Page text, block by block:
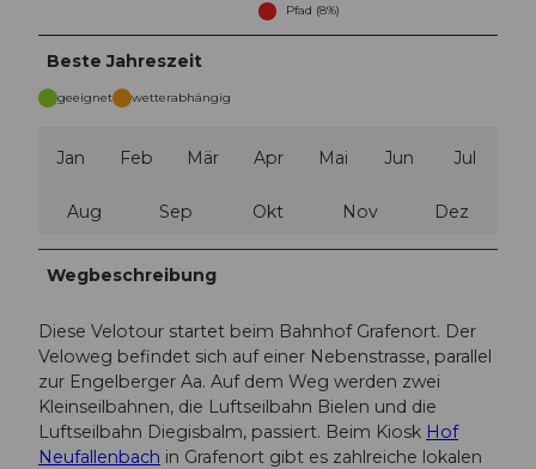
Pfad (8%)
Beste Jahreszeit
geeignet wetterabhängig
Jan Feb Mär Apr Mai Jun Jul
Aug Sep Okt Nov Dez
Wegbeschreibung
Diese Velotour startet beim Bahnhof Grafenort. Der
Veloweg befindet sich auf einer Nebenstrasse, parallel
zur Engelberger Aa. Auf dem Weg werden zwei
Kleinseilbahnen, die Luftseilbahn Bielen und die
Luftseilbahn Diegisbalm, passiert. Beim Kiosk Hof
Neufallenbach in Grafenort gibt es zahlreiche lokalen